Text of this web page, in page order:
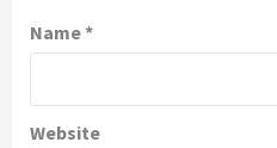
Name*
Website